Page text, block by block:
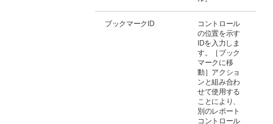
ブックマークID
コントロール
の位置を示す
IDを入力しま
す。［ブック
マークに移
動］アクショ
ンと組み合わ
せて使用する
ことにより、
別のレポート
コントロール